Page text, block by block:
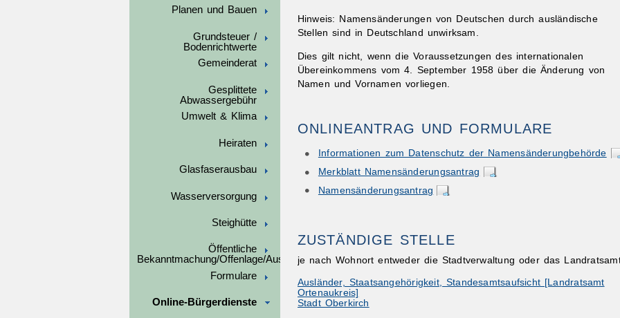
Planen und Bauen
Grundsteuer /
Bodenrichtwerte
Gemeinderat
Gesplittete
Abwassergebühr
Umwelt & Klima
Heiraten
Glasfaserausbau
Wasserversorgung
Steighütte
Öffentliche
Bekanntmachung/Offenlage/Ausschreibungen
Formulare
Online-Bürgerdienste
Hinweis: Namensänderungen von Deutschen durch ausländische
Stellen sind in Deutschland unwirksam.
Dies gilt nicht, wenn die Voraussetzungen des internationalen
Übereinkommens vom 4. September 1958 über die Änderung von
Namen und Vornamen vorliegen.
ONLINEANTRAG UND FORMULARE
Informationen zum Datenschutz der Namensänderungbehörde
Merkblatt Namensänderungsantrag
Namensänderungsantrag
ZUSTÄNDIGE STELLE
je nach Wohnort entweder die Stadtverwaltung oder das
Ausländer, Staatsangehörigkeit, Standesamtsaufsicht [Landratsamt
Ortenaukreis]
Stadt Oberkirch